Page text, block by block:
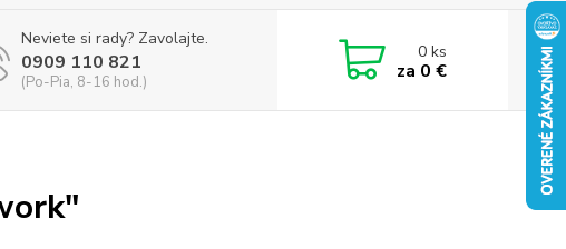
Neviete si rady? Zavolajte.
0909 110 821
(Po-Pia, 8-16 hod.)
0ks
za 0 €